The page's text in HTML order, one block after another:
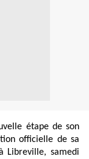
étape de son
officielle de sa
Libreville, samedi